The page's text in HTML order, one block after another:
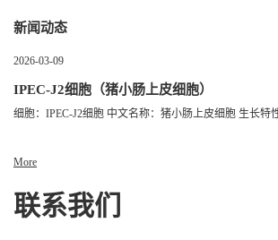
新闻动态
2026-03-09
IPEC-J2细胞（猪小肠上皮细胞）
细胞：IPEC-J2细胞 中文名称：猪小肠上皮细胞 生长特
More
联系我们